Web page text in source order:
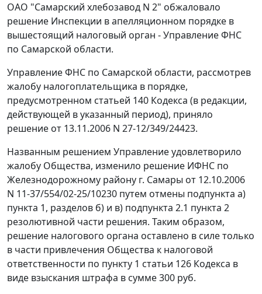
ОАО "Самарский хлебозавод N 2" обжаловало
решение Инспекции в апелляционном порядке в
вышестоящий налоговый орган - Управление ФНС
по Самарской области.
Управление ФНС по Самарской области, рассмотрев
жалобу налогоплательщика в порядке,
предусмотренном статьей 140 Кодекса (в редакции,
действующей в указанный период), приняло
решение от 13.11.2006 N 27-12/349/24423.
Названным решением Управление удовлетворило
жалобу Общества, изменило решение ИФНС по
Железнодорожному району г. Самары от 12.10.2006
N 11-37/554/02-25/10230 путем отмены подпункта а)
пункта 1, разделов б) и в) подпункта 2.1 пункта 2
резолютивной части решения. Таким образом,
решение налогового органа оставлено в силе только
в части привлечения Общества к налоговой
ответственности по пункту 1 статьи 126 Кодекса в
виде взыскания штрафа в сумме 300 руб.